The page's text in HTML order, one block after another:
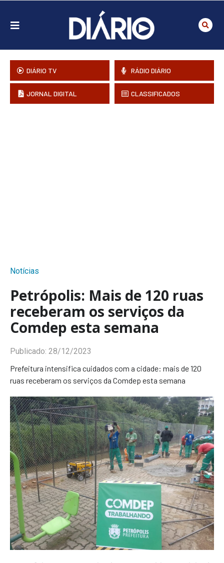
DIÁRIO TV RÁDIO DIÁRIO
JORNAL DIGITAL CLASSIFICADOS
Notícias
Petrópolis: Mais de 120 ruas
receberam os serviços da
Comdep esta semana
Publicado: 28/12/2023
Prefeitura intensifica cuidados com a cidade: mais de 120
ruas receberam os serviços da Comdep esta semana